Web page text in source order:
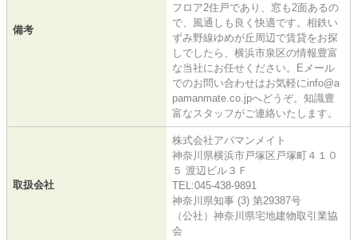
備考
フロア2住戸であり、窓も2面あるの
で、風通しも良く快適です。相鉄い
ずみ野線ゆめが丘周辺で賃貸をお探
しでしたら、横浜市泉区の情報豊富
な当社にお任せください。Eメール
でのお問い合わせはお気軽にinfo@a
pamanmate.co.jpへどうぞ。知識豊
富なスタッフがご連絡いたします。
取扱会社
株式会社アパマンメイト
神奈川県横浜市戸塚区戸塚町４１０
５ 渡辺ビル３Ｆ
TEL:045-438-9891
神奈川県知事 (3) 第29387号
（公社）神奈川県宅地建物取引業協
会